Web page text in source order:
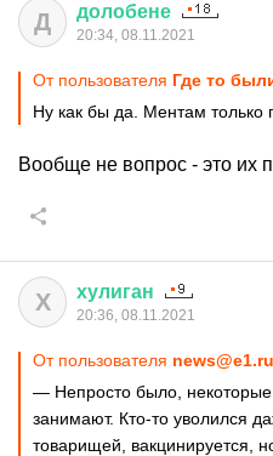
Д долобене
20:34, 08.11.2021
От пользователя Где то
Ну как бы да. Ментам только
Вообще не вопрос - это их
Х хулиган
20:36, 08.11.2021
От пользователя news@e1.ru
— Непросто было,
занимают. Кто-то уволился
товарищей, вакцинируется,